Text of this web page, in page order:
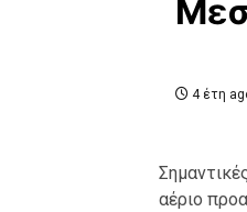
4 έτη
αέριο